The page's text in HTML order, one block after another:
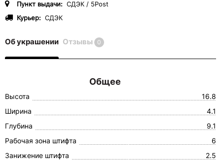
Пункт выдачи: СДЭК / 5Post
Курьер: СДЭК
Об украшении Отзывы 0
Общее
Высота
16.8
Ширина
4.1
Глубина
9.1
Рабочая зона штифта
6
Занижение штифта
2.5